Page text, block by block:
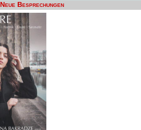
Neue Besprechungen